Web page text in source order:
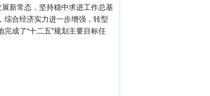
新常态，坚持稳中求进工作总基
综合经济实力进一步增强，转型
成了“十二五”规划主要目标任